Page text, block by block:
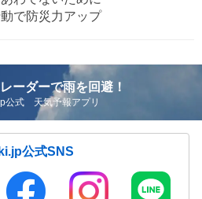
で防災力アップ
ーダーで雨を回避！
公式 天気予報アプリ
公式SNS